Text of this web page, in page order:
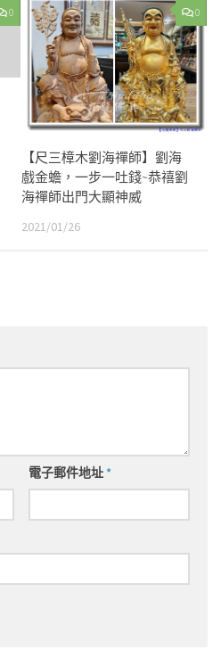
0 0
【尺三樟木劉海禪師】劉海
戲金蟾，一步一吐錢~恭禧劉
海禪師出門大顯神威
2021/01/26
電子郵件地址*